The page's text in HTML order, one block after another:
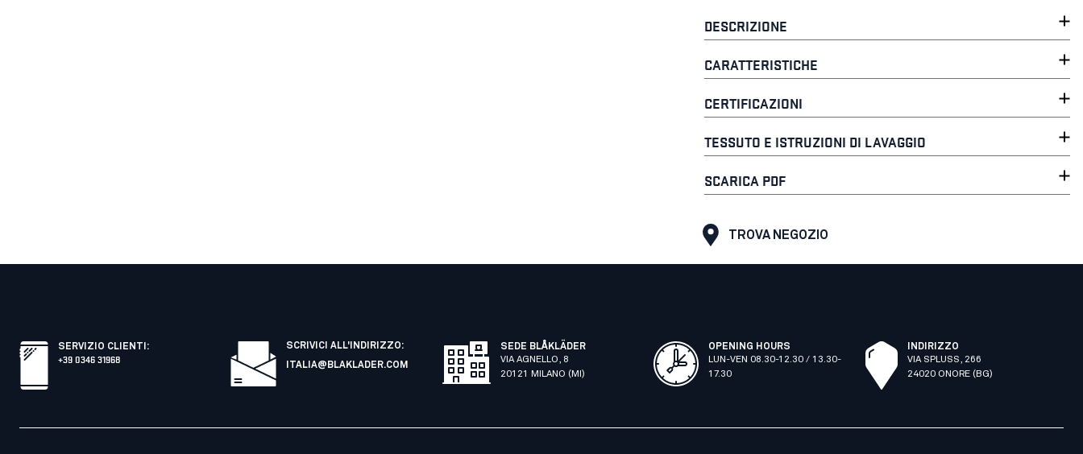
DESCRIZIONE
CARATTERISTICHE
CERTIFICAZIONI
TESSUTO E ISTRUZIONI DI LAVAGGIO
SCARICA PDF
TROVA NEGOZIO
SERVIZIO CLIENTI :
+39 0346 31968
SCRIVICI ALL'INDIRIZZO:
ITALIA@BLAKLADER.COM
SEDE BLÅKLÄDER
VIA AGNELLO, 8
20121 MILANO (MI)
OPENING HOURS
LUN-VEN 08.30-12.30 / 13.30-
17.30
INDIRIZZO
VIA SPLUSS, 266
24020 ONORE (BG)